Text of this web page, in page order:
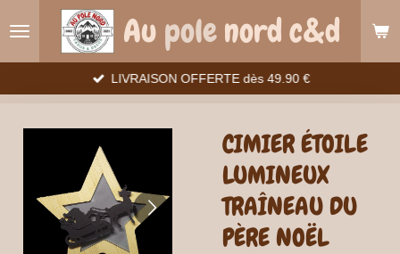
au
Au polenord c&d
LIVRAISON OFFERTE dès 49.90 €
CIMIER ÉTOILE
LUMINEUX
TRAÎNEAU DU
PÈRE NOËL